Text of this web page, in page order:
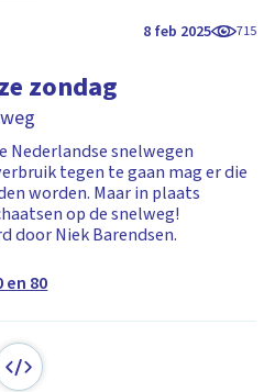
8 feb 2025 715
zondag
Nederlandse snelwegen
tegen te gaan mag er die
worden. Maar in plaats
op de snelweg!
door Niek Barendsen.
en 80